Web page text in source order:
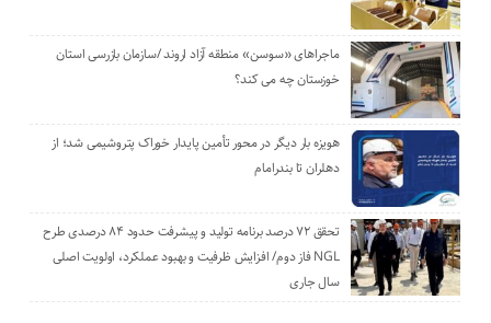
ماجراهای «سوسن» منطقه آزاد اروند /سازمان بازرسی استان
خوزستان چه می کند؟
هویزه بار دیگر در محور تأمین پایدار خوراک پتروشیمی شد؛ از
دهلران تا بندرامام
تحقق ۷۲ درصد برنامه تولید و پیشرفت حدود ۸۴ درصدی طرح
NGL فاز دوم/ افزایش ظرفیت و بهبود عملکرد، اولویت اصلی
سال جاری